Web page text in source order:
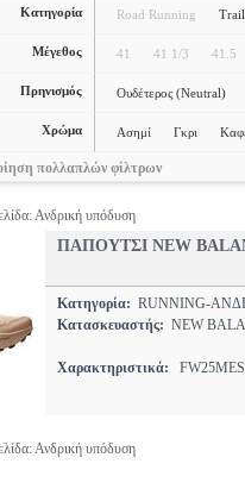
Κατηγορία Road Running
Μέγεθος 41 41 1/3 41.5
Πρηνισμός Ουδέτερος (Neutral)
Χρώμα Ασημί Γκρι
πολλαπλών φίλτρων
Ανδρική υπόδυση
ΠΑΠΟΥΤΣΙ NEW
Κατηγορία: RUNNING-
Κατασκευαστής: NEW
Χαρακτηριστικά:
Ανδρική υπόδυση